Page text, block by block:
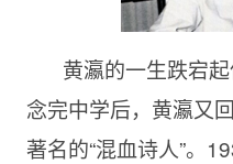
黄瀛的一生跌宕
念完中学后，黄瀛又
著名的“混血诗人”。